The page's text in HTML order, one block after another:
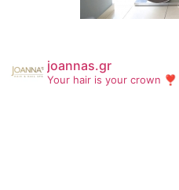
joannas.gr
Your hair is your crown ❣